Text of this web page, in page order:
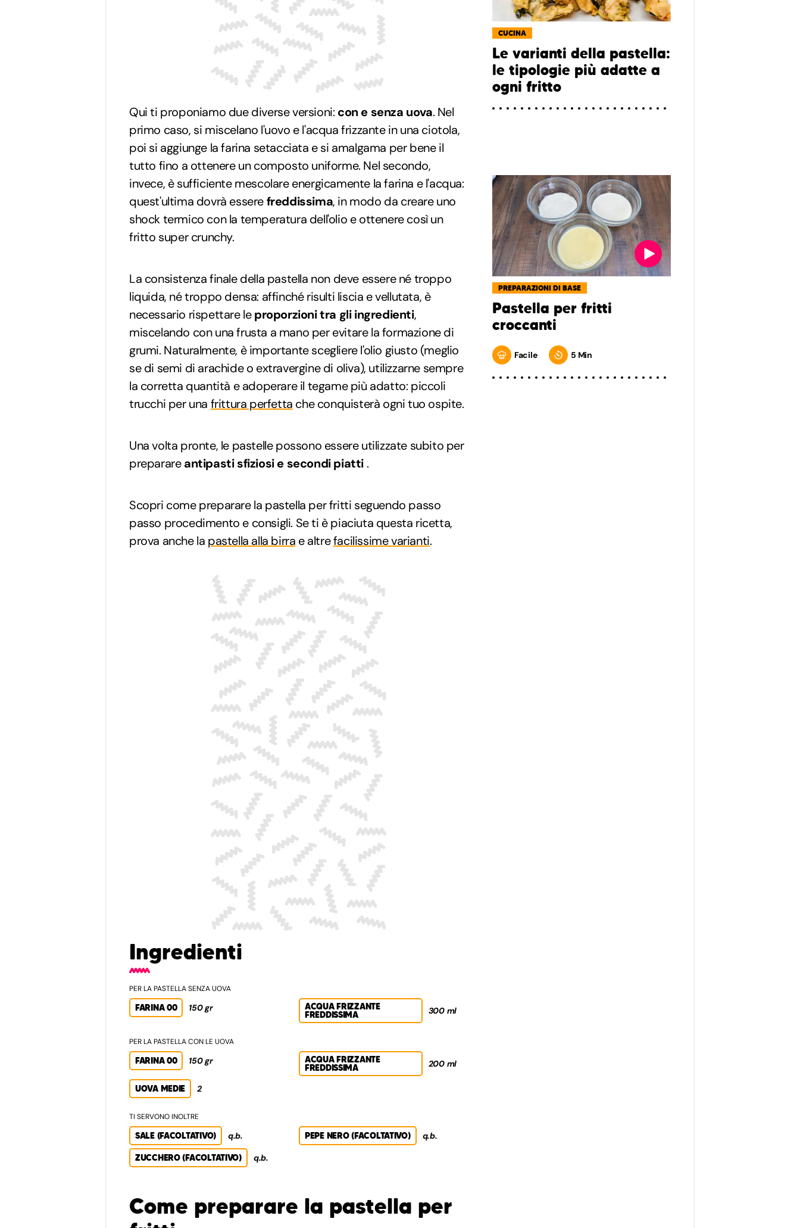
Qui ti proponiamo due diverse versioni: con e senza uova. Nel
primo caso, si miscelano l'uovo e l'acqua frizzante in una ciotola,
poi si aggiunge la farina setacciata e si amalgama per bene il
tutto fino a ottenere un composto uniforme. Nel secondo,
invece, è sufficiente mescolare energicamente la farina e l'acqua:
quest'ultima dovrà esserefreddissima, in modo da creare uno
shock termico con la temperatura dell'olio e ottenere così un
fritto super crunchy.
La consistenza finale della pastella non deve essere né troppo
liquida, né troppo densa: affinché risulti liscia e vellutata, è
necessario rispettare leproporzioni tra gli ingredienti,
miscelando con una frusta a mano per evitare la formazione di
grumi. Naturalmente, è importante scegliere l'olio giusto (meglio
se di semi di arachide o extravergine di oliva), utilizzarne sempre
la corretta quantità e adoperare il tegame più adatto: piccoli
trucchi per una frittura perfetta che conquisterà ogni tuo ospite.
Una volta pronte, le pastelle possono essere utilizzate subito per
preparareantipasti sfiziosi e secondi piatti .
Scopri come preparare la pastella per fritti seguendo passo
passo procedimento e consigli. Se ti è piaciuta questa ricetta,
prova anche la pastella alla birra e altrefacilissime varianti.
Ingredienti
PER LA PASTELLA SENZA UOVA
FARINA 00 150 gr ACQUA FRIZZANTE
FREDDISSIMA 300 ml
PER LA PASTELLA CON LE UOVA
FARINA 00 150 gr ACQUA FRIZZANTE
FREDDISSIMA 200 ml
UOVA MEDIE 2
TI SERVONO INOLTRE
SALE (FACOLTATIVO) q.b. PEPE NERO (FACOLTATIVO) q.b.
ZUCCHERO (FACOLTATIVO) q.b.
Come preparare la pastella per
CUCINA
Le varianti della pastella:
le tipologie più adatte a
ogni fritto
PREPARAZIONI DI BASE
Pastella per fritti
croccanti
Facile 5 Min